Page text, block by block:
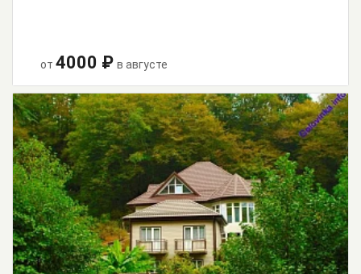
от 4000 ₽ в августе